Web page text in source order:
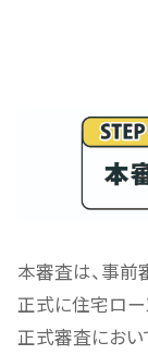
本審査は、事前
正式に住宅ロー
正式審査にお